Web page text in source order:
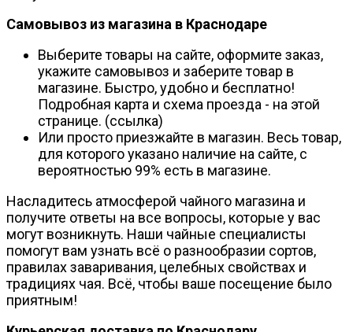
Самовывоз из магазина в Краснодаре
Выберите товары на сайте, оформите заказ,
укажите самовывоз и заберите товар в
магазине. Быстро, удобно и бесплатно!
Подробная карта и схема проезда - на этой
странице. (ссылка)
Или просто приезжайте в магазин. Весь товар,
для которого указано наличие на сайте, с
вероятностью 99% есть в магазине.
Насладитесь атмосферой чайного магазина и
получите ответы на все вопросы, которые у вас
могут возникнуть. Наши чайные специалисты
помогут вам узнать всё о разнообразии сортов,
правилах заваривания, целебных свойствах и
традициях чая. Всё, чтобы ваше посещение было
приятным!